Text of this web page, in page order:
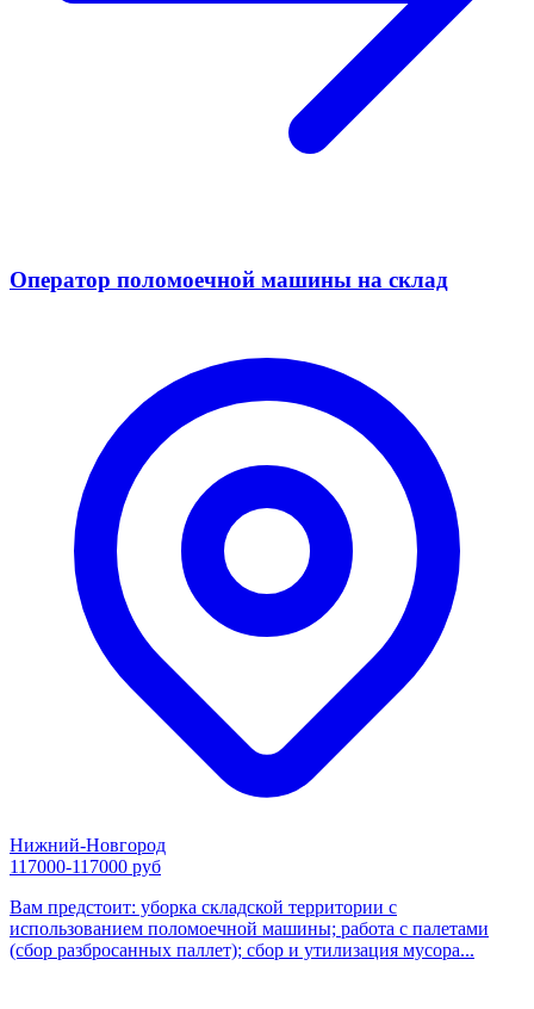
Оператор поломоечной машины на склад
Нижний-Новгород
117000-117000 руб
Вам предстоит: уборка складской территории с
использованием поломоечной машины; работа с палетами
(сбор разбросанных паллет); сбор и утилизация мусора...